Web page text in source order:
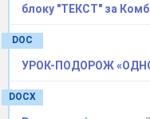
А вранці я прийняв
я був черговим по
викрадач історії,
Після уроків до нас
блоку "ТЕКСТ" за
DOC
УРОК-ПОДОРОЖ
DOCX